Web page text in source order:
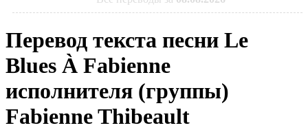
Перевод текста песни Le
Blues À Fabienne
исполнителя (группы)
Fabienne Thibeault